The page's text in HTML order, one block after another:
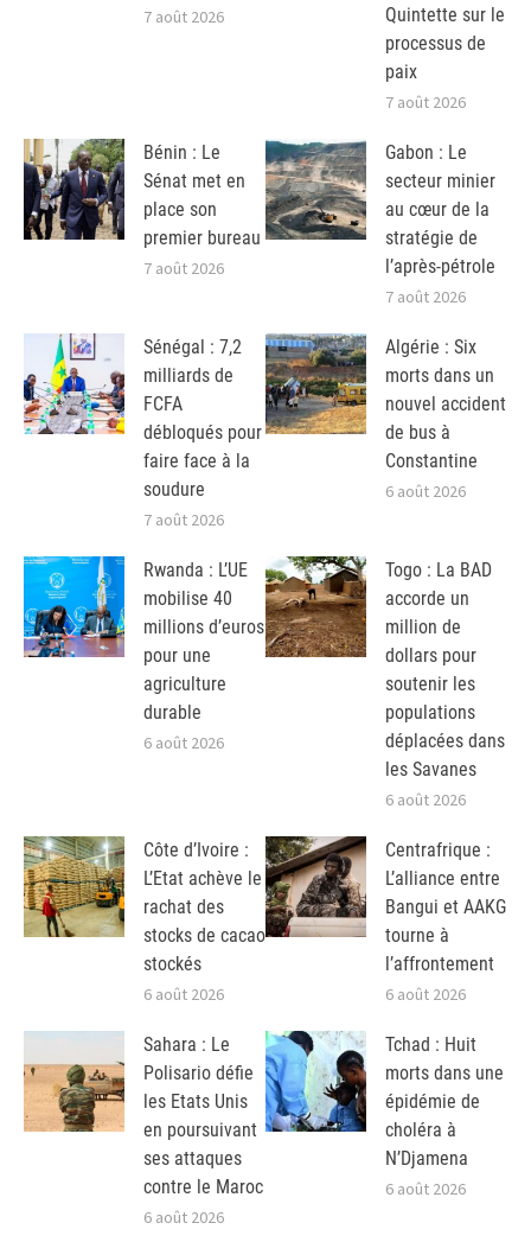
7 août 2026
Quintette sur le
processus de
paix
7 août 2026
Bénin : Le
Sénat met en
place son
premier bureau
7 août 2026
Gabon : Le
secteur minier
au cœur de la
stratégie de
l’après-pétrole
7 août 2026
Sénégal : 7,2
milliards de
FCFA
débloqués pour
faire face à la
soudure
7 août 2026
Algérie : Six
morts dans un
nouvel accident
de bus à
Constantine
6 août 2026
Rwanda : L’UE
mobilise 40
millions d’euros
pour une
agriculture
durable
6 août 2026
Togo : La BAD
accorde un
million de
dollars pour
soutenir les
populations
déplacées dans
les Savanes
6 août 2026
Côte d’Ivoire :
L’Etat achève le
rachat des
stocks de cacao
stockés
6 août 2026
Centrafrique :
L’alliance entre
Bangui et AAKG
tourne à
l’affrontement
6 août 2026
Sahara : Le
Polisario défie
les Etats Unis
en poursuivant
ses attaques
contre le Maroc
6 août 2026
Tchad : Huit
morts dans une
épidémie de
choléra à
N’Djamena
6 août 2026